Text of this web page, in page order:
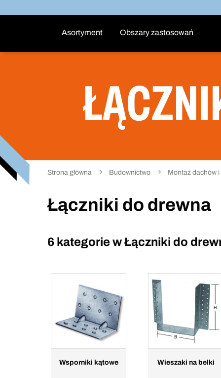
Asortyment Obszary zastosowań
Strona główna Budownictwo Montaż dachów i
Łączniki do drewna
6 kategorie wŁączniki do
Wsporniki kątowe Wieszaki na belki